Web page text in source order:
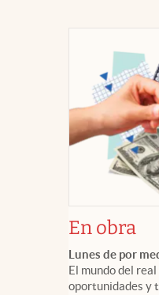
En obra
Lunes de por
El mundo del
oportunidades y